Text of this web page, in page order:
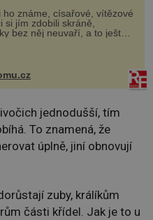
ho známe, císařové, vítězové
si jím zdobili skráně,
bez něj neuvaří, a to ještě
bobkový list může výrazně
naše neduhy.
v malém množství ně...
jednodušší, tím
To znamená, že
úplně, jiní obnovují
zuby, králíkům
části křídel. Jak je to u